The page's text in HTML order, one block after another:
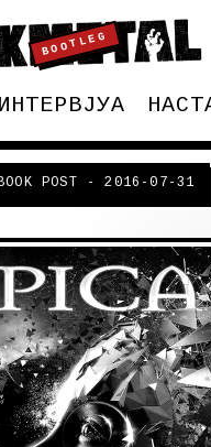
BOOTLEG
ИНТЕРВЈУА
POST - 2016-07-31